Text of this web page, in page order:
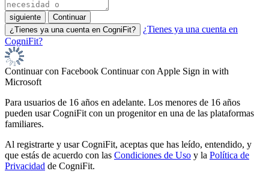
¿Tienes ya una cuenta en
CogniFit?
Continuar con Facebook Continuar con Apple Sign in with
Microsoft
Para usuarios de 16 años en adelante. Los menores de 16 años
pueden usar CogniFit con un progenitor en una de las plataformas
familiares.
Al registrarte y usar CogniFit, aceptas que has leído, entendido, y
que estás de acuerdo con las Condiciones de Uso y la Política de
Privacidad de CogniFit.